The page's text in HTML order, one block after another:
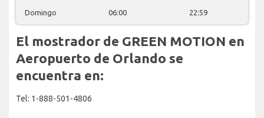
Domingo 06:00 22:59
El mostrador de GREEN MOTION en
Aeropuerto de Orlando se
encuentra en:
Tel: 1-888-501-4806